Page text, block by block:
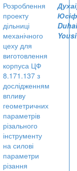
Розроблення
проекту
дільниці
механічного
цеху для
виготовлення
корпуса ЦФ
8.171.137 з
дослідженням
впливу
геометричних
параметрів
різального
інструменту
на силові
параметри
різання
Юсіф